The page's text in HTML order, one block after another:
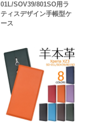
01L/SOV39/801SO用ラ
ティスデザイン手帳型ケ
ース